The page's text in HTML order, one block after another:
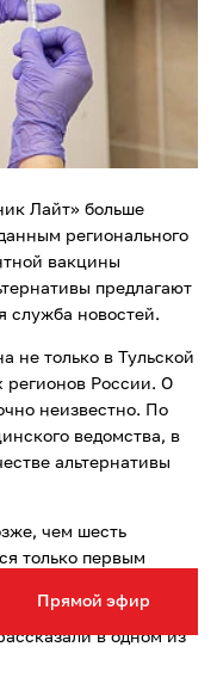
Прямой эфир
Лайт» больше
регионального
вакцины
предлагают
служба новостей.
не только в Тульской
регионов России. О
неизвестно. По
ведомства, в
альтернативы
чем шесть
только первым
же последняя
– лучше сделать
в одном из